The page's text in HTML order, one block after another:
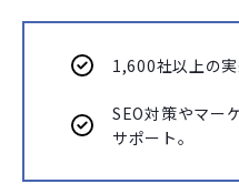
1,600社以上の
SEO対策やマー
サポート。